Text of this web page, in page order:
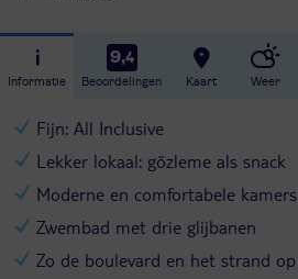
Informatie
9,4
Beoordelingen Kaart Weer
Fijn: All Inclusive
Lekker lokaal: gözleme als snack
Moderne en comfortabele kamers
Zwembad met drie glijbanen
Zo de boulevard en het strand op